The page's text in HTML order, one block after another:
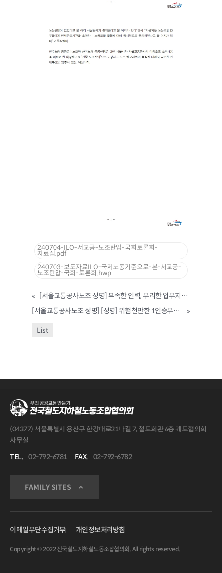
240704-ILO-서교공-노조탄압-국회토론회-
자료집.pdf
240703-보도자료ILO-국제노동기준으로-본-서교공-
노조탄압-국회-토론회.hwp
«
[서울교통공사노조 성명] 부족한 인력, 무리한 업무지시가 부른 참변 인력감축 강행 중단, 관련 책임자 처벌하고 안전하게 일할 권리를 보장하라!
[서울교통공사노조 성명] [성명] 위험천만한 1인승무제 도입 즉각 중단하라!
»
List
(04377) 서울특별시 용산구 한강대로21나길 7, 철도회관 6층 궤도협의회
사무실
TEL. 02-792-6781 FAX. 02-792-6782
FAMILY SITES
이메일무단수집거부 개인정보처리방침
Copyright © 2022 전국철도지하철노동조합협의회. All rights reserved.